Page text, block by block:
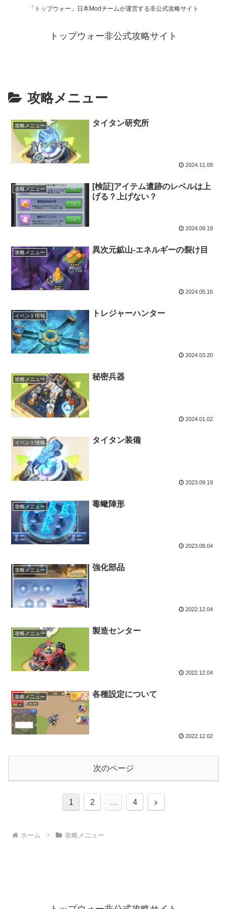
「トップウォー」日本Modチームが運営する非公式攻略サイト
トップウォー非公式攻略サイト
攻略メニュー
攻略メニュー タイタン研究所
2024.11.09
攻略メニュー
[検証]アイテム遺跡のレベルは上
げる？上げない？
2024.09.19
攻略メニュー 異次元鉱山-エネルギーの裂け目
2024.05.16
イベント情報 トレジャーハンター
2024.03.20
攻略メニュー 秘密兵器
2024.01.02
イベント情報 タイタン装備
2023.09.19
攻略メニュー 毒蠍陣形
2023.08.04
攻略メニュー 強化部品
2022.12.04
攻略メニュー 製造センター
2022.12.04
攻略メニュー 各種設定について
2022.12.02
次のページ
1 2 … 4
次
ホーム 攻略メニュー